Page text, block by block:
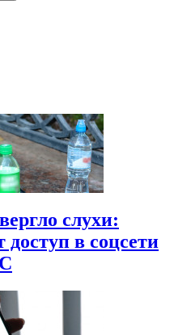
слухи:
доступ в соцсети